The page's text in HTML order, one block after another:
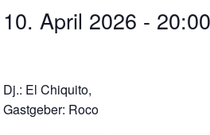
10. April 2026 - 20:00
Dj.: El Chiquito,
Gastgeber: Roco